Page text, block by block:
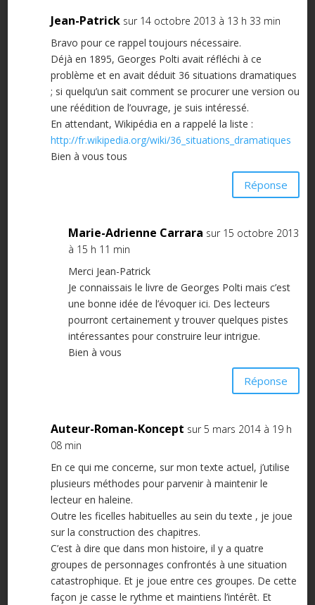
Jean-Patrick sur 14 octobre 2013 à 13 h 33 min
Bravo pour ce rappel toujours nécessaire.
Déjà en 1895, Georges Polti avait réfléchi à ce
problème et en avait déduit 36 situations dramatiques
; si quelqu’un sait comment se procurer une version ou
une réédition de l’ouvrage, je suis intéressé.
En attendant, Wikipédia en a rappelé la liste :
http://fr.wikipedia.org/wiki/36_situations_dramatiques
Bien à vous tous
Réponse
Marie-Adrienne Carrara sur 15 octobre 2013
à 15 h 11 min
Merci Jean-Patrick
Je connaissais le livre de Georges Polti mais c’est
une bonne idée de l’évoquer ici. Des lecteurs
pourront certainement y trouver quelques pistes
intéressantes pour construire leur intrigue.
Bien à vous
Réponse
Auteur-Roman-Koncept sur 5 mars 2014 à 19 h
08 min
En ce qui me concerne, sur mon texte actuel, j’utilise
plusieurs méthodes pour parvenir à maintenir le
lecteur en haleine.
Outre les ficelles habituelles au sein du texte , je joue
sur la construction des chapitres.
C’est à dire que dans mon histoire, il y a quatre
groupes de personnages confrontés à une situation
catastrophique. Et je joue entre ces groupes. De cette
façon je casse le rythme et maintiens l’intérêt. Et